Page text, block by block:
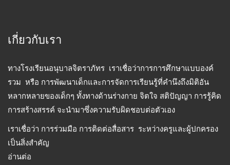
เกี่ยวกับเรา
ทางโรงเรียนอนุบาลจิตราภัทร เราเชื่อว่าการการศึกษาแบบองค์
รวม หรือ การพัฒนาเด็กและการจัดการเรียนรู้ที่คำนึงถึงมิติอัน
หลากหลายของเด็กๆ ทั้งทางด้านร่างกาย จิตใจ สติปัญญา การรู้คิด
การสร้างสรรค์ จะนำมาซึ่งความรับผิดชอบต่อตัวเอง
เราเชื่อว่า การร่วมมือ การติดต่อสื่อสาร ระหว่างครูและผู้ปกครอง
เป็นสิ่งสำคัญ
อ่านต่อ